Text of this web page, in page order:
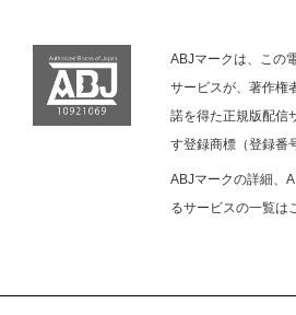
ABJマークは、この
サービスが、著作権
諾を得た正規版配信
す登録商標（登録番
ABJマークの詳細、
るサービスの一覧は